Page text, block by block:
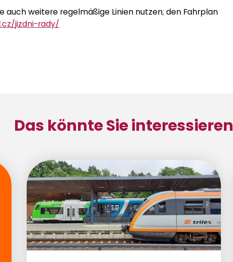
auch weitere regelmäßige Linien nutzen; den Fahrplan
jizdni-rady/
Das könnte Sie interessieren